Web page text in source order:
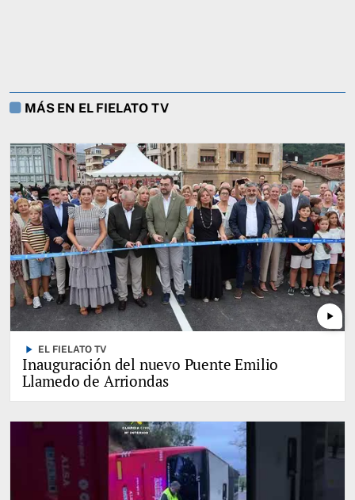
MÁS EN EL FIELATO TV
play_arrow
play_arrow EL FIELATO TV
Inauguración del nuevo Puente Emilio
Llamedo de Arriondas